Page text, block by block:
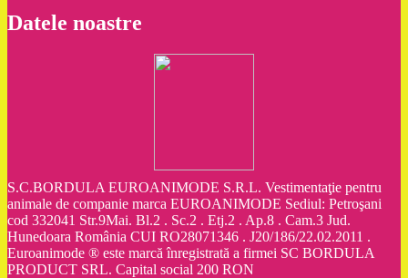
Datele noastre
S.C.BORDULA EUROANIMODE S.R.L. Vestimentaţie pentru
animale de companie marca EUROANIMODE Sediul: Petroşani
cod 332041 Str.9Mai. Bl.2 . Sc.2 . Etj.2 . Ap.8 . Cam.3 Jud.
Hunedoara România CUI RO28071346 . J20/186/22.02.2011 .
Euroanimode ® este marcă înregistrată a firmei SC BORDULA
PRODUCT SRL. Capital social 200 RON